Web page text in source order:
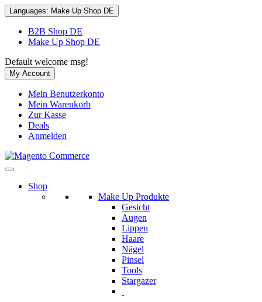
Languages: Make Up Shop DE
B2B Shop DE
Make Up Shop DE
Default welcome msg!
My Account
Mein Benutzerkonto
Mein Warenkorb
Zur Kasse
Deals
Anmelden
Shop
Make Up Produkte
Gesicht
Augen
Lippen
Haare
Nägel
Pinsel
Tools
Stargazer